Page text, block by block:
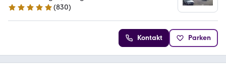
4.8 Sterne
(830)
Kontakt Parken